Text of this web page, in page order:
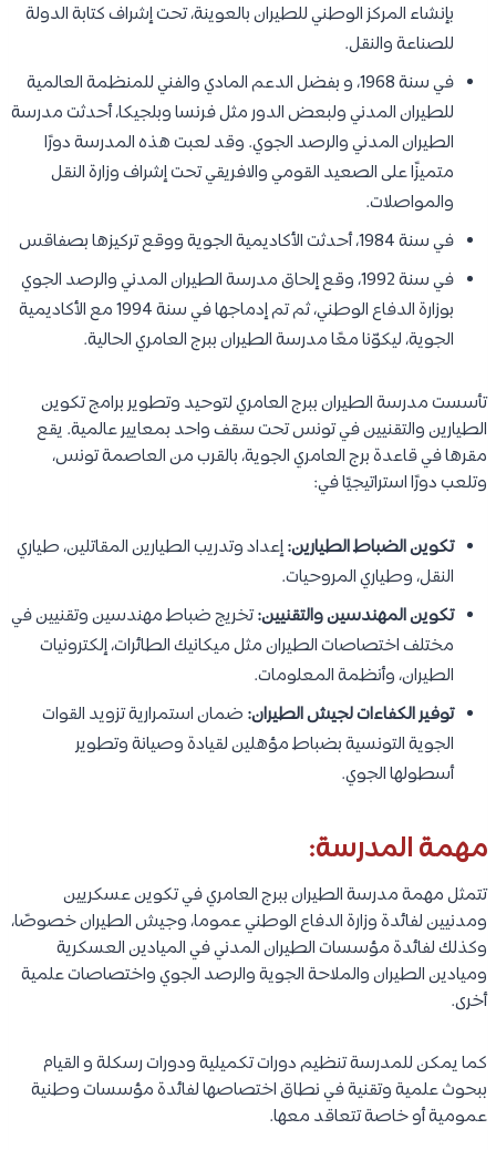
بإنشاء المركز الوطني للطيران بالعوينة، تحت إشراف كتابة الدولة
للصناعة والنقل.
في سنة 1968، و بفضل الدعم المادي والفني للمنظمة العالمية
للطيران المدني ولبعض الدور مثل فرنسا وبلجيكا، أحدثت مدرسة
الطيران المدني والرصد الجوي. وقد لعبت هذه المدرسة دورًا
متميزًا على الصعيد القومي والافريقي تحت إشراف وزارة النقل
والمواصلات.
في سنة 1984، أحدثت الأكاديمية الجوية ووقع تركيزها بصفاقس
في سنة 1992، وقع إلحاق مدرسة الطيران المدني والرصد الجوي
بوزارة الدفاع الوطني، ثم تم إدماجها في سنة 1994 مع الأكاديمية
الجوية، ليكوّنا معًا مدرسة الطيران ببرج العامري الحالية.
تأسست مدرسة الطيران ببرج العامري لتوحيد وتطوير برامج تكوين
الطيارين والتقنيين في تونس تحت سقف واحد بمعايير عالمية. يقع
مقرها في قاعدة برج العامري الجوية، بالقرب من العاصمة تونس،
وتلعب دورًا استراتيجيًا في:
تكوين الضباط الطيارين:إعداد وتدريب الطيارين المقاتلين، طياري
النقل، وطياري المروحيات.
تكوين المهندسين والتقنيين:تخريج ضباط مهندسين وتقنيين في
مختلف اختصاصات الطيران مثل ميكانيك الطائرات، إلكترونيات
الطيران، وأنظمة المعلومات.
توفير الكفاءات لجيش الطيران: ضمان استمرارية تزويد القوات
الجوية التونسية بضباط مؤهلين لقيادة وصيانة وتطوير
أسطولها الجوي.
مهمة المدرسة:
تتمثل مهمة مدرسة الطيران ببرج العامري في تكوين عسكريين
ومدنيين لفائدة وزارة الدفاع الوطني عموما، وجيش الطيران خصوصًا،
وكذلك لفائدة مؤسسات الطيران المدني في الميادين العسكرية
وميادين الطيران والملاحة الجوية والرصد الجوي واختصاصات علمية
أخرى.
كما يمكن للمدرسة تنظيم دورات تكميلية ودورات رسكلة و القيام
ببحوث علمية وتقنية في نطاق اختصاصها لفائدة مؤسسات وطنية
عمومية أو خاصة تتعاقد معها.